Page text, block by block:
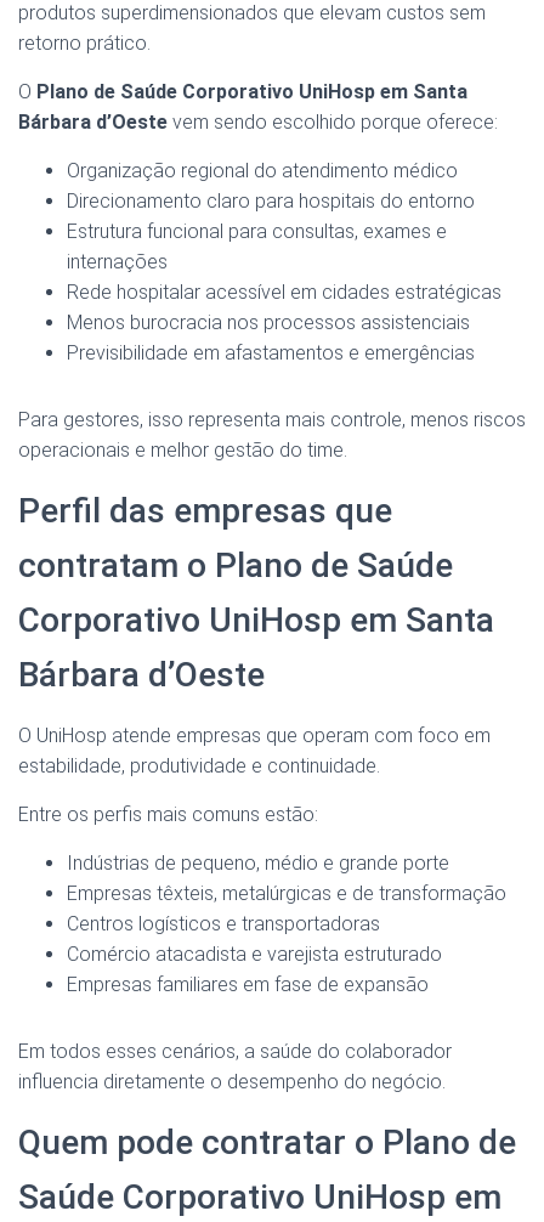
produtos superdimensionados que elevam custos sem
retorno prático.
O Plano de Saúde Corporativo UniHosp em Santa
Bárbara d’Oeste vem sendo escolhido porque oferece:
Organização regional do atendimento médico
Direcionamento claro para hospitais do entorno
Estrutura funcional para consultas, exames e
internações
Rede hospitalar acessível em cidades estratégicas
Menos burocracia nos processos assistenciais
Previsibilidade em afastamentos e emergências
Para gestores, isso representa mais controle, menos riscos
operacionais e melhor gestão do time.
Perfil das empresas que
contratam o Plano de Saúde
Corporativo UniHosp em Santa
Bárbara d’Oeste
O UniHosp atende empresas que operam com foco em
estabilidade, produtividade e continuidade.
Entre os perfis mais comuns estão:
Indústrias de pequeno, médio e grande porte
Empresas têxteis, metalúrgicas e de transformação
Centros logísticos e transportadoras
Comércio atacadista e varejista estruturado
Empresas familiares em fase de expansão
Em todos esses cenários, a saúde do colaborador
influencia diretamente o desempenho do negócio.
Quem pode contratar o Plano de
Saúde Corporativo UniHosp em